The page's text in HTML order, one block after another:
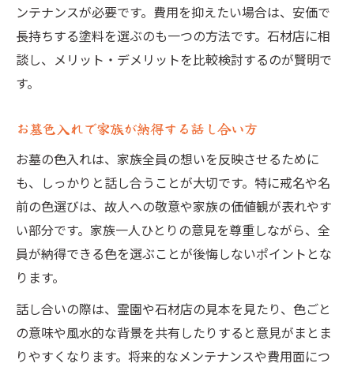
ンテナンスが必要です。費用を抑えたい場合は、安価で
長持ちする塗料を選ぶのも一つの方法です。石材店に相
談し、メリット・デメリットを比較検討するのが賢明で
す。
お墓色入れで家族が納得する話し合い方
お墓の色入れは、家族全員の想いを反映させるために
も、しっかりと話し合うことが大切です。特に戒名や名
前の色選びは、故人への敬意や家族の価値観が表れやす
い部分です。家族一人ひとりの意見を尊重しながら、全
員が納得できる色を選ぶことが後悔しないポイントとな
ります。
話し合いの際は、霊園や石材店の見本を見たり、色ごと
の意味や風水的な背景を共有したりすると意見がまとま
りやすくなります。将来的なメンテナンスや費用面につ